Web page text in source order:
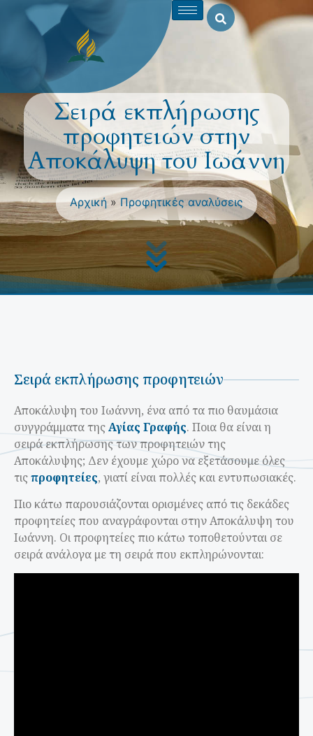
Σειρά εκπλήρωσης
προφητειών στην
Αποκάλυψη του Ιωάννη
Αρχική » Προφητικές αναλύσεις
Σειρά εκπλήρωσης προφητειών
Αποκάλυψη του Ιωάννη, ένα από τα πιο θαυμάσια
συγγράμματα τηςΑγίας Γραφής. Ποια θα είναι η
σειρά εκπλήρωσης των προφητειών της
Αποκάλυψης; Δεν έχουμε χώρο να εξετάσουμε όλες
τιςπροφητείες, γιατί είναι πολλές και εντυπωσιακές.
Πιο κάτω παρουσιάζονται ορισμένες από τις δεκάδες
προφητείες που αναγράφονται στην Αποκάλυψη του
Ιωάννη. Οι προφητείες πιο κάτω τοποθετούνται σε
σειρά ανάλογα με τη σειρά που εκπληρώνονται: